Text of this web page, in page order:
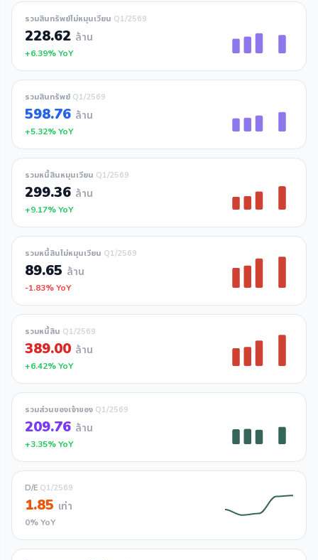
รวมสินทรัพย์ไม่หมุนเวียน Q1/2569
228.62 ล้าน
+6.39% YoY
รวมสินทรัพย์ Q1/2569
598.76 ล้าน
+5.32% YoY
รวมหนี้สินหมุนเวียน Q1/2569
299.36 ล้าน
+9.17% YoY
รวมหนี้สินไม่หมุนเวียน Q1/2569
89.65 ล้าน
-1.83% YoY
รวมหนี้สิน Q1/2569
389.00 ล้าน
+6.42% YoY
รวมส่วนของเจ้าของ Q1/2569
209.76 ล้าน
+3.35% YoY
D/E Q1/2569
1.85 เท่า
0% YoY